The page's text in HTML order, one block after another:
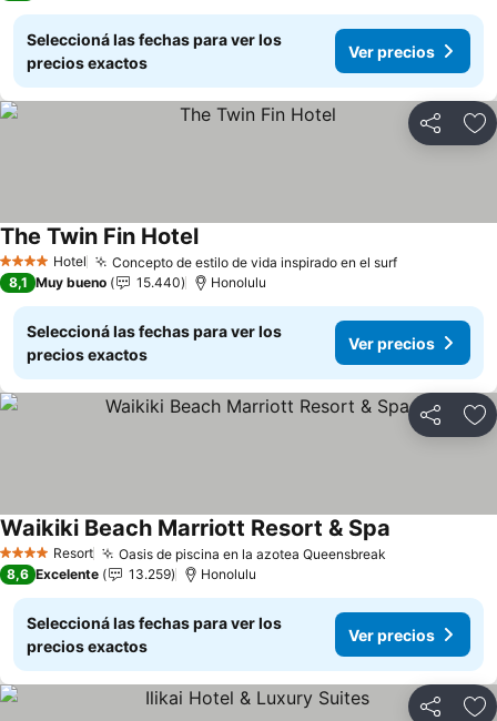
Seleccioná las fechas para ver los
precios exactos
Ver precios
Compartir
4 EstrellasHotel Concepto de estilo de vida inspirado en el surfVer precios
The Twin Fin HotelVer precios
8,1 Muy bueno 15.440 Honolulu
Seleccioná las fechas para ver los
precios exactos
Ver precios
Compartir
4 EstrellasResort Oasis de piscina en la azotea Queensbreak
Waikiki Beach Marriott Resort & Spa
8,6 Excelente 13.259 Honolulu
Seleccioná las fechas para ver los
precios exactos
Ver precios
Compartir